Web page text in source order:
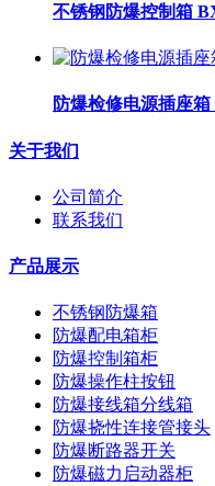
不锈钢防爆控制箱
防爆检修电源插座
关于我们
公司简介
联系我们
产品展示
不锈钢防爆箱
防爆配电箱柜
防爆控制箱柜
防爆操作柱按钮
防爆接线箱分线箱
防爆挠性连接管接头
防爆断路器开关
防爆磁力启动器柜